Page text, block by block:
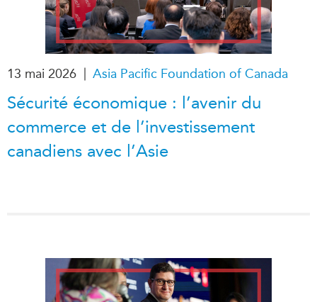
13 mai 2026 | Asia Pacific Foundation of Canada
Sécurité économique : l’avenir du
commerce et de l’investissement
canadiens avec l’Asie